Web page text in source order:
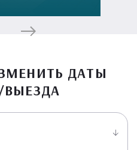
ДАТЫ
ВЫЕЗДА